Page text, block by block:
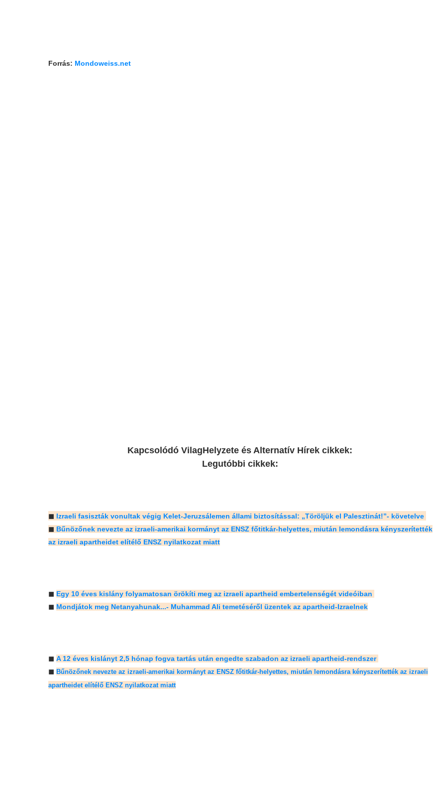
Forrás: Mondoweiss.net
Kapcsolódó VilagHelyzete és Alternatív Hírek cikkek:
Legutóbbi cikkek:
◼ Izraeli fasiszták vonultak végig Kelet-Jeruzsálemen állami biztosítással: „Töröljük el Palesztinát!”- követelve
◼ Bűnözőnek nevezte az izraeli-amerikai kormányt az ENSZ főtitkár-helyettes, miután lemondásra kényszerítették
az izraeli apartheidet elítélő ENSZ nyilatkozat miatt
◼ Egy 10 éves kislány folyamatosan örökíti meg az izraeli apartheid embertelenségét videóiban
◼ Mondjátok meg Netanyahunak...- Muhammad Ali temetéséről üzentek az apartheid-Izraelnek
◼ A 12 éves kislányt 2,5 hónap fogva tartás után engedte szabadon az izraeli apartheid-rendszer
◼ Bűnözőnek nevezte az izraeli-amerikai kormányt az ENSZ főtitkár-helyettes, miután lemondásra kényszerítették az izraeli
apartheidet elítélő ENSZ nyilatkozat miatt